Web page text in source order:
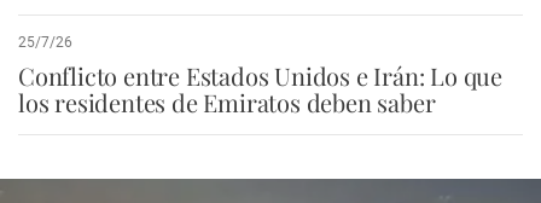
25/7/26
Conflicto entre Estados Unidos e Irán: Lo que
los residentes de Emiratos deben saber